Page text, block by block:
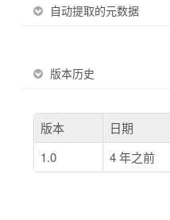
自动提取的元数据
版本历史
版本 日期
1.0
4 年之前